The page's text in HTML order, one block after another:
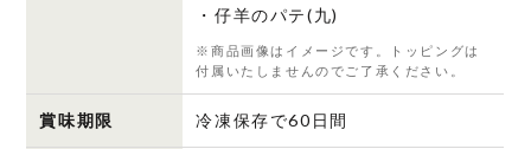
・仔羊のパテ(九)
※商品画像はイメージです。トッピングは
付属いたしませんのでご了承ください。
賞味期限 冷凍保存で60日間